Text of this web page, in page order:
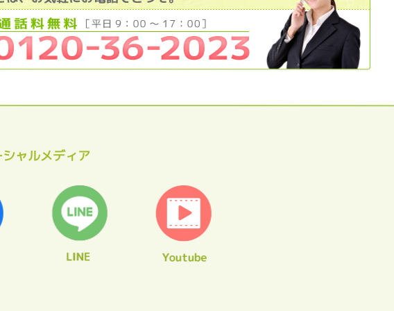
ャルメディア